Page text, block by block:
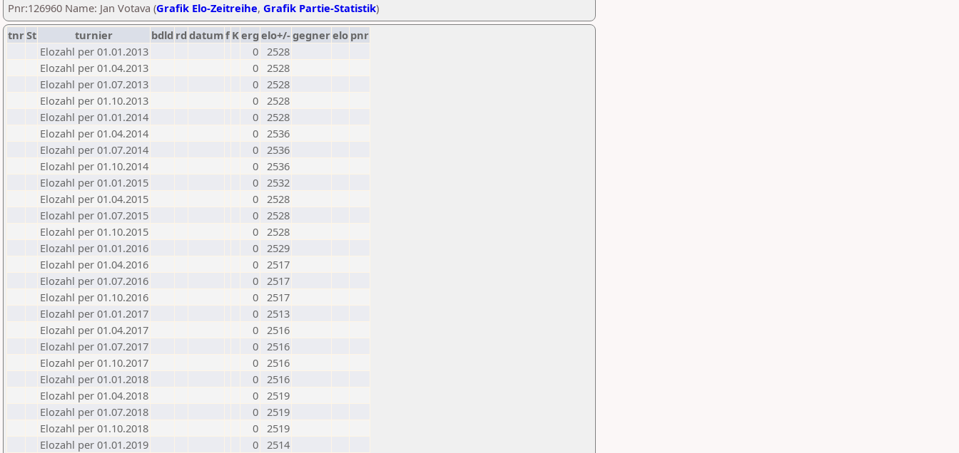
Pnr:126960 Name: Jan Votava (Grafik Elo-Zeitreihe, Grafik Partie-Statistik)
tnrSt turnier bdld rd datumf Kerg elo+/-gegnerelo pnr
Elozahl per 01.01.2013
0 2528
Elozahl per 01.04.2013
0 2528
Elozahl per 01.07.2013
0 2528
Elozahl per 01.10.2013
0 2528
Elozahl per 01.01.2014
0 2528
Elozahl per 01.04.2014
0 2536
Elozahl per 01.07.2014
0 2536
Elozahl per 01.10.2014
0 2536
Elozahl per 01.01.2015
0 2532
Elozahl per 01.04.2015
0 2528
Elozahl per 01.07.2015
0 2528
Elozahl per 01.10.2015
0 2528
Elozahl per 01.01.2016
0 2529
Elozahl per 01.04.2016
0 2517
Elozahl per 01.07.2016
0 2517
Elozahl per 01.10.2016
0 2517
Elozahl per 01.01.2017
0 2513
Elozahl per 01.04.2017
0 2516
Elozahl per 01.07.2017
0 2516
Elozahl per 01.10.2017
0 2516
Elozahl per 01.01.2018
0 2516
Elozahl per 01.04.2018
0 2519
Elozahl per 01.07.2018
0 2519
Elozahl per 01.10.2018
0 2519
Elozahl per 01.01.2019
0 2514